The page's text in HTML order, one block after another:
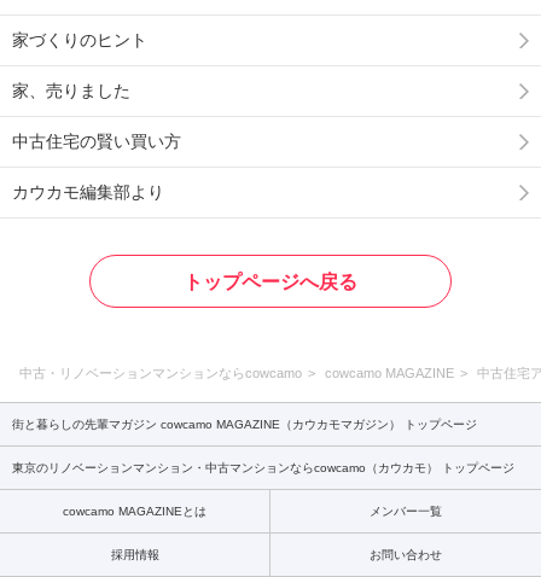
家づくりのヒント
家、売りました
中古住宅の賢い買い方
カウカモ編集部より
トップページへ戻る
中古・リノベーションマンションならcowcamo cowcamo MAGAZINE 中古住宅
街と暮らしの先輩マガジン cowcamo MAGAZINE（カウカモマガジン） トップページ
東京のリノベーションマンション・中古マンションならcowcamo（カウカモ） トップページ
cowcamo MAGAZINEとは メンバー一覧
採用情報 お問い合わせ